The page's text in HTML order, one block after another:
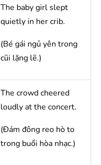
The baby girl slept
quietly in her crib.
(Bé gái ngủ yên trong
cũi lặng lẽ.)
The crowd cheered
loudly at the concert.
(Đám đông reo hò to
trong buổi hòa nhạc.)